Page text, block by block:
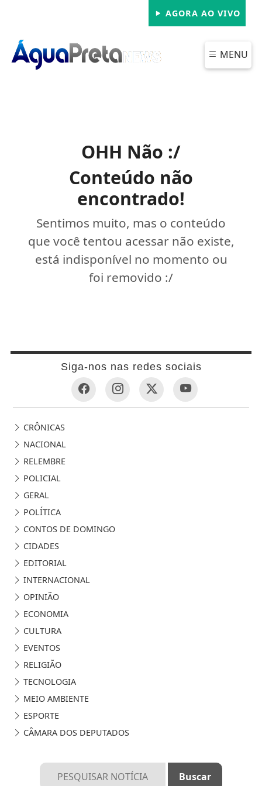
AGORA AO VIVO
MENU
OHH Não :/
Conteúdo não
encontrado!
Sentimos muito, mas o conteúdo
que você tentou acessar não existe,
está indisponível no momento ou
foi removido :/
Siga-nos nas redes sociais
CRÔNICAS
NACIONAL
RELEMBRE
POLICIAL
GERAL
POLÍTICA
CONTOS DE DOMINGO
CIDADES
EDITORIAL
INTERNACIONAL
OPINIÃO
ECONOMIA
CULTURA
EVENTOS
RELIGIÃO
TECNOLOGIA
MEIO AMBIENTE
ESPORTE
CÂMARA DOS DEPUTADOS